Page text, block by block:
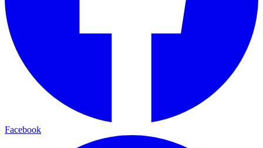
Facebook